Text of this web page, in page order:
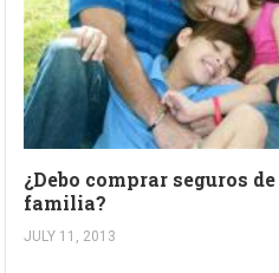
¿Debo comprar seguros
familia?
JULY 11, 2013